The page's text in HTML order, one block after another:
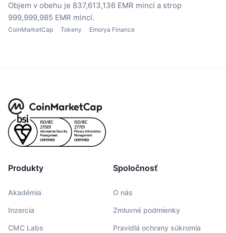
Objem v obehu je 837,613,136 EMR mincí a strop
999,999,985 EMR mincí.
CoinMarketCap Tokeny Emorya Finance
Produkty
Akadémia
Inzercia
CMC Labs
Spoločnosť
O nás
Zmluvné podmienky
Pravidlá ochrany súkromia